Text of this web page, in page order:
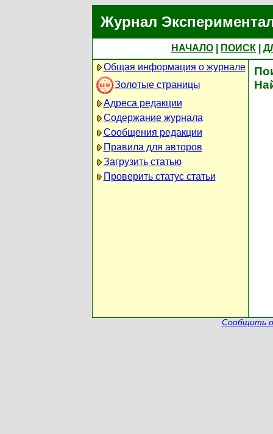
Журнал
НАЧАЛО ПОИСК
Общая информация о журнале
Золотые страницы
Адреса редакции
Содержание журнала
Сообщения редакции
Правила для авторов
Загрузить статью
Проверить статус статьи
Сообщить о